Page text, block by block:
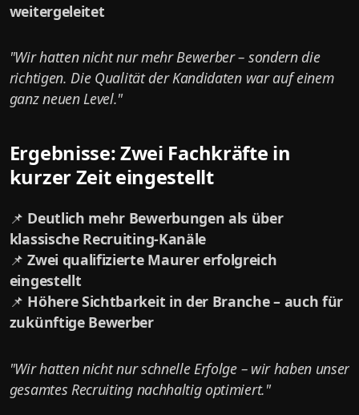
weitergeleitet
"Wir hatten nicht nur mehr Bewerber – sondern die
richtigen. Die Qualität der Kandidaten war auf einem
ganz neuen Level."
Ergebnisse: Zwei Fachkräfte in
kurzer Zeit eingestellt
📌 Deutlich mehr Bewerbungen als über
klassische Recruiting-Kanäle
📌Zwei qualifizierte Maurer erfolgreich
eingestellt
📌 Höhere Sichtbarkeit in der Branche – auch für
zukünftige Bewerber
"Wir hatten nicht nur schnelle Erfolge – wir haben unser
gesamtes Recruiting nachhaltig optimiert."